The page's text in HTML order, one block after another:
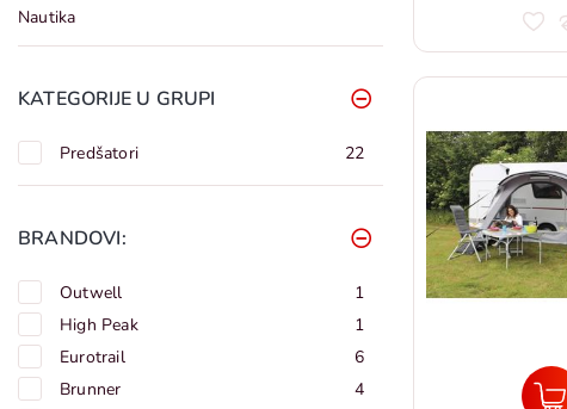
Nautika
KATEGORIJE U GRUPI
Predšatori 22
BRANDOVI:
Outwell
1
High Peak
1
Eurotrail
6
Brunner
4